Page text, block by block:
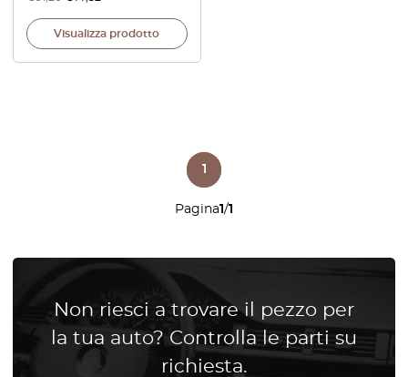
Visualizza prodotto
Pagina1/1
1
Non riesci a trovare il pezzo per
la tua auto? Controlla le parti su
richiesta.